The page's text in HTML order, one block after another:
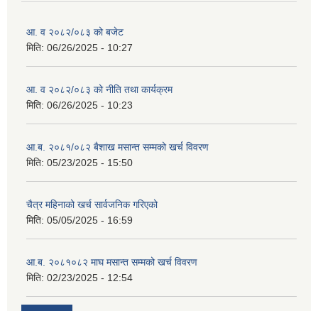
आ. व २०८२/०८३ को बजेट
मिति: 06/26/2025 - 10:27
आ. व २०८२/०८३ को नीति तथा कार्यक्रम
मिति: 06/26/2025 - 10:23
आ.ब. २०८१/०८२ बैशाख मसान्त सम्मको खर्च विवरण
मिति: 05/23/2025 - 15:50
चैत्र महिनाको खर्च सार्वजनिक गरिएको
मिति: 05/05/2025 - 16:59
आ.ब. २०८१०८२ माघ मसान्त सम्मको खर्च विवरण
मिति: 02/23/2025 - 12:54